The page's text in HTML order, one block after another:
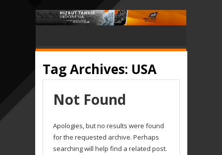
Tag Archives: USA
Not Found
Apologies, but no results were found
for the requested archive. Perhaps
searching will help find a related post.